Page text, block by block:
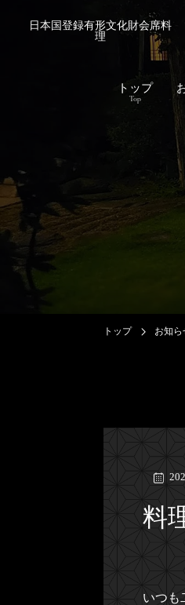
日本国登録有形文化財会席料
理
トップ
Top
トップ お知ら
料
いつも